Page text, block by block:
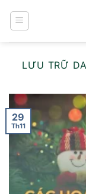
qua
LƯU TRỮ
29
Th11